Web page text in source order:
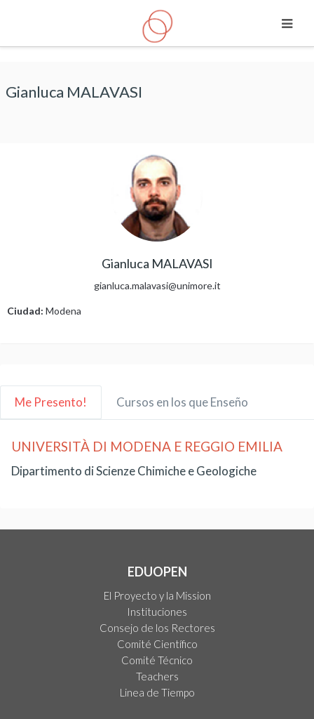
Gianluca MALAVASI
Gianluca MALAVASI
gianluca.malavasi@unimore.it
Ciudad: Modena
Me Presento! Cursos en los que Enseño
UNIVERSITÀ DI MODENA E REGGIO EMILIA
Dipartimento di Scienze Chimiche e Geologiche
EDUOPEN
El Proyecto y la Mission
Instituciones
Consejo de los Rectores
Comité Científico
Comité Técnico
Teachers
Linea de Tiempo